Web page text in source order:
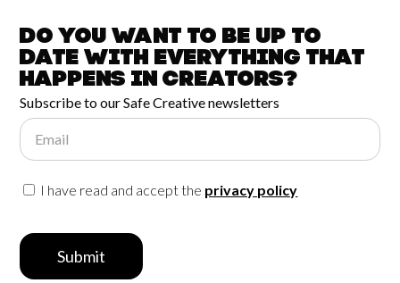
Do you want to be up to
date witheverything that
happens inCreators?
Subscribe to our Safe Creative newsletters
Email
I have read and accept the privacy policy
Submit